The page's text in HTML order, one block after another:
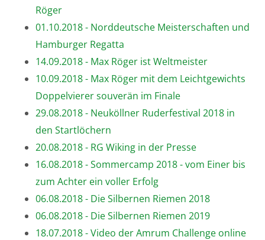
Röger
01.10.2018 - Norddeutsche Meisterschaften und
Hamburger Regatta
14.09.2018 - Max Röger ist Weltmeister
10.09.2018 - Max Röger mit dem Leichtgewichts
Doppelvierer souverän im Finale
29.08.2018 - Neuköllner Ruderfestival 2018 in
den Startlöchern
20.08.2018 - RG Wiking in der Presse
16.08.2018 - Sommercamp 2018 - vom Einer bis
zum Achter ein voller Erfolg
06.08.2018 - Die Silbernen Riemen 2018
06.08.2018 - Die Silbernen Riemen 2019
18.07.2018 - Video der Amrum Challenge online